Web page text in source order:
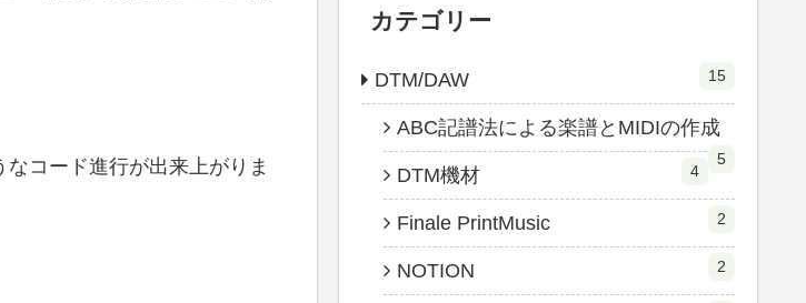
コード進行が出来上がりま
カテゴリー
DTM/DAW 15
ABC記譜法による楽譜とMIDIの作成
5
DTM機材 4
Finale PrintMusic 2
NOTION 2